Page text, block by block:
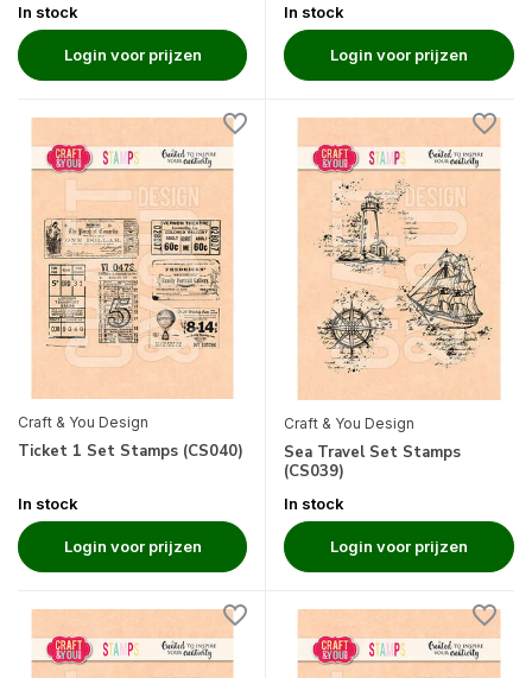
In stock
Login voor prijzen
In stock
Login voor prijzen
Craft & You Design
Ticket 1 Set Stamps (CS040)
In stock
Login voor prijzen
Craft & You Design
Sea Travel Set Stamps
(CS039)
In stock
Login voor prijzen